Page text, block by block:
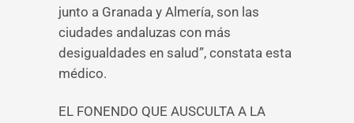
junto a Granada y Almería, son las
ciudades andaluzas con más
desigualdades en salud”, constata esta
médico.
EL FONENDO QUE AUSCULTA A LA